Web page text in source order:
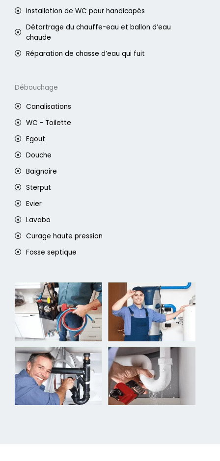
Installation de WC pour handicapés
Détartrage du chauffe-eau et ballon d’eau
chaude
Réparation de chasse d’eau qui fuit
Débouchage
Canalisations
WC - Toilette
Egout
Douche
Baignoire
Sterput
Evier
Lavabo
Curage haute pression
Fosse septique